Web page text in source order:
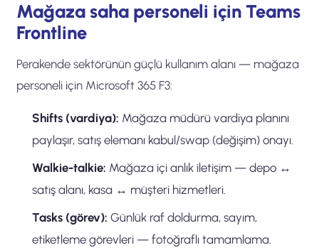
Mağaza saha personeli için Teams
Frontline
Perakende sektörünün güçlü kullanım alanı — mağaza
personeli için Microsoft 365 F3:
Shifts (vardiya): Mağaza müdürü vardiya planını
paylaşır, satış elemanı kabul/swap (değişim) onayı.
Walkie-talkie: Mağaza içi anlık iletişim — depo ↔
satış alanı, kasa ↔ müşteri hizmetleri.
Tasks (görev): Günlük raf doldurma, sayım,
etiketleme görevleri — fotoğraflı tamamlama.